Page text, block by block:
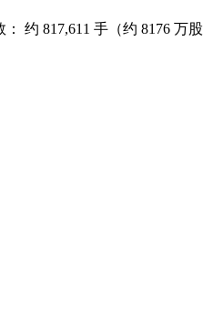
约 817,611 手（约 8176 万